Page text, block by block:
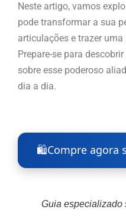
Neste artigo, vamos
pode transformar a sua
articulações e trazer uma
Prepare-se para
sobre esse poderoso
dia a dia.
🛍️Compre agora
Guia especializado